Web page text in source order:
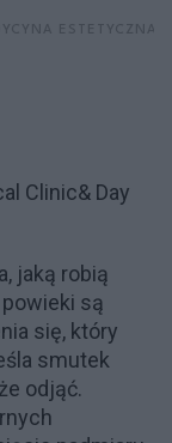
Clinic& Day
jaką robią
są
się, który
smutek
odjąć.